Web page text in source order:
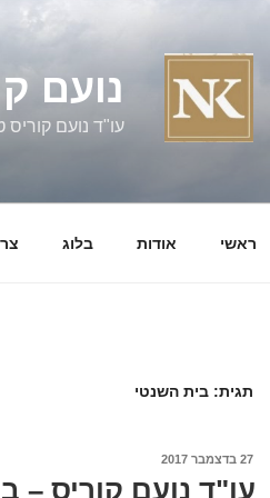
נועם
עו"ד נועם קוריס טל'
ראשי אודות בלוג
תגית: בית השנטי
פורסם
27 בדצמבר 2017
עו"ד נועם קוריס –